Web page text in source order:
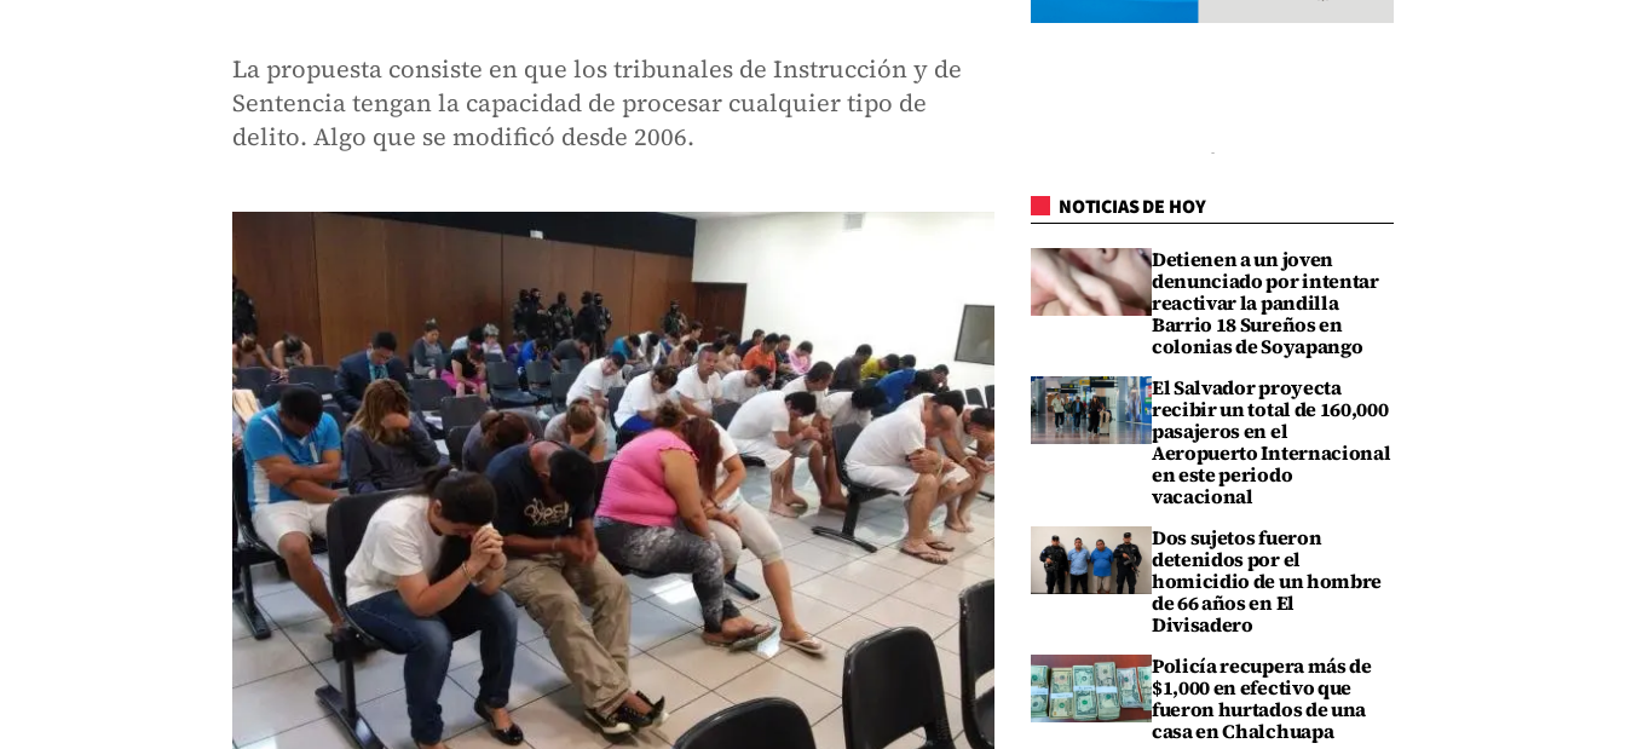
La propuesta consiste en que los tribunales de Instrucción y de
Sentencia tengan la capacidad de procesar cualquier tipo de
delito. Algo que se modificó desde 2006.
NOTICIAS DE HOY
Detienen a un joven
denunciado por intentar
reactivar la pandilla
Barrio 18 Sureños en
colonias de Soyapango
El Salvador proyecta
recibir un total de 160,000
pasajeros en el
Aeropuerto Internacional
en este periodo
vacacional
Dos sujetos fueron
detenidos por el
homicidio de un hombre
de 66 años en El
Divisadero
Policía recupera más de
$1,000 en efectivo que
fueron hurtados de una
casa en Chalchuapa